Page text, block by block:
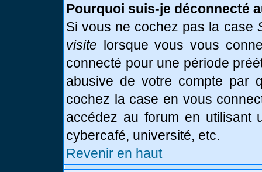
Pourquoi suis-je déconnecté
Si vous ne cochez pas la case
visite lorsque vous vous
connecté pour une période
abusive de votre compte par
cochez la case en vous
accédez au forum en utilisant
cybercafé, université, etc.
Revenir en haut